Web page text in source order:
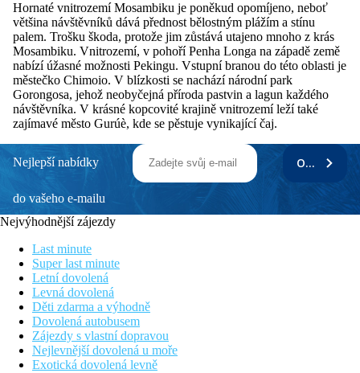
Hornaté vnitrozemí Mosambiku je poněkud opomíjeno, neboť
většina návštěvníků dává přednost bělostným plážím a stínu
palem. Trošku škoda, protože jim zůstává utajeno mnoho z krás
Mosambiku. Vnitrozemí, v pohoří Penha Longa na západě země
nabízí úžasné možnosti Pekingu. Vstupní branou do této oblasti je
městečko Chimoio. V blízkosti se nachází národní park
Gorongosa, jehož neobyčejná příroda pastvin a lagun každého
návštěvníka. V krásné kopcovité krajině vnitrozemí leží také
zajímavé město Gurúè, kde se pěstuje vynikající čaj.
Nejlepší nabídky
do vašeho e-mailu
ODEBÍRAT
Nejvýhodnější zájezdy
Last minute
Super last minute
Letní dovolená
Levná dovolená
Děti zdarma a výhodně
Dovolená autobusem
Zájezdy s vlastní dopravou
Nejlevnější dovolená u moře
Exotická dovolená levně